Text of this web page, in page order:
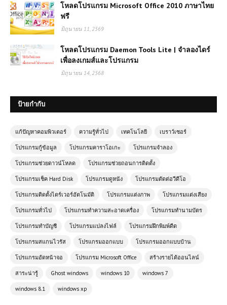
โหลดโปรแกรม Microsoft Office 2010 ภาษาไทย
ฟรี
มิถุนายน 11, 2569
โหลดโปรแกรม Daemon Tools Lite | จำลองไดร์
เพื่อลงเกมส์และโปรแกรม
มิถุนายน 14, 2568
ป้ายกำกับ
แก้ปัญหาคอมพิวเตอร์ ความรู้ทั่วไป เทคโนโลยี เบราว์เซอร์
โปรแกรมกู้ข้อมูล โปรแกรมคาราโอเกะ โปรแกรมจำลอง
โปรแกรมช่วยดาวน์โหลด โปรแกรมช่วยถอนการติดตั้ง
โปรแกรมเช็ค Hard Disk โปรแกรมดูหนัง โปรแกรมตัดต่อวีดีโอ
โปรแกรมติดตั้งไดร์เวอร์อัตโนมัติ โปรแกรมแต่งภาพ โปรแกรมแต่งเสียง
โปรแกรมทั่วไป โปรแกรมทำความสะอาดเครื่อง โปรแกรมทำนามบัตร
โปรแกรมทำบัญชี โปรแกรมแปลงไฟล์ โปรแกรมฝึกพิมพ์ดีด
โปรแกรมสแกนไวรัส โปรแกรมออกแบบ โปรแกรมออกแบบบ้าน
โปรแกรมอัดหน้าจอ โปรแกรม Microsoft Office สร้างรายได้ออนไลน์
สาระน่ารู้ Ghost windows windows 10 windows 7
windows 8.1 windows xp